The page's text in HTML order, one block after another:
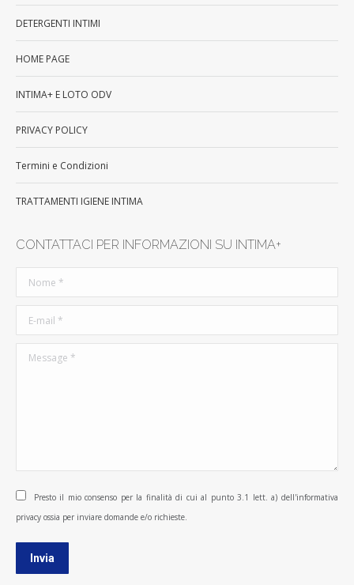
DETERGENTI INTIMI
HOME PAGE
INTIMA+ E LOTO ODV
PRIVACY POLICY
Termini e Condizioni
TRATTAMENTI IGIENE INTIMA
CONTATTACI PER INFORMAZIONI SU INTIMA+
Nome *
E-mail *
Message *
Presto il mio consenso per la finalità di cui al punto 3.1 lett. a) dell'informativa
privacy ossia per inviare domande e/o richieste.
Invia